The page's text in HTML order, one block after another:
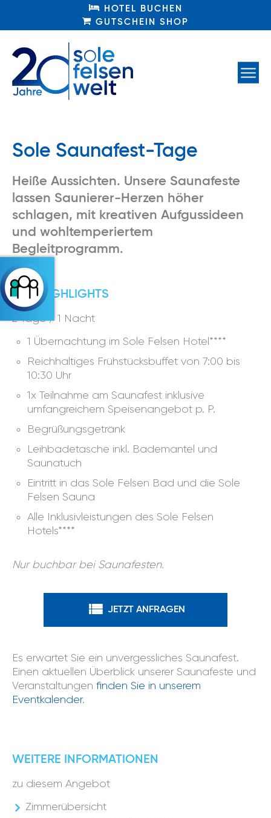
HOTEL BUCHEN
GUTSCHEIN SHOP
Sole Saunafest-Tage
Heiße Aussichten. Unsere Saunafeste
lassen Saunierer-Herzen höher
schlagen, mit kreativen Aufgussideen
und wohltemperiertem
Begleitprogramm.
IHRE HIGHLIGHTS
2 Tage / 1 Nacht
1 Übernachtung im Sole Felsen Hotel****
Reichhaltiges Frühstücksbuffet von 7:00 bis
10:30 Uhr
1x Teilnahme am Saunafest inklusive
umfangreichem Speisenangebot p. P.
Begrüßungsgetränk
Leihbadetasche inkl. Bademantel und
Saunatuch
Eintritt in das Sole Felsen Bad und die Sole
Felsen Sauna
Alle Inklusivleistungen des Sole Felsen
Hotels****
Nur buchbar bei Saunafesten.
JETZT ANFRAGEN
Es erwartet Sie ein unvergessliches Saunafest.
Einen aktuellen Überblick unserer Saunafeste und
Veranstaltungen finden Sie in unserem
Eventkalender.
WEITERE INFORMATIONEN
zu diesem Angebot
Zimmerübersicht
HOTEL BUCHEN
GUTSCHEIN SHOP